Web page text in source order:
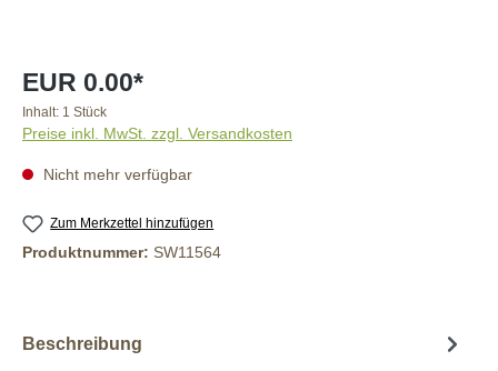
EUR 0.00*
Inhalt: 1 Stück
Preise inkl. MwSt. zzgl. Versandkosten
Nicht mehr verfügbar
Zum Merkzettel hinzufügen
Produktnummer: SW11564
Beschreibung